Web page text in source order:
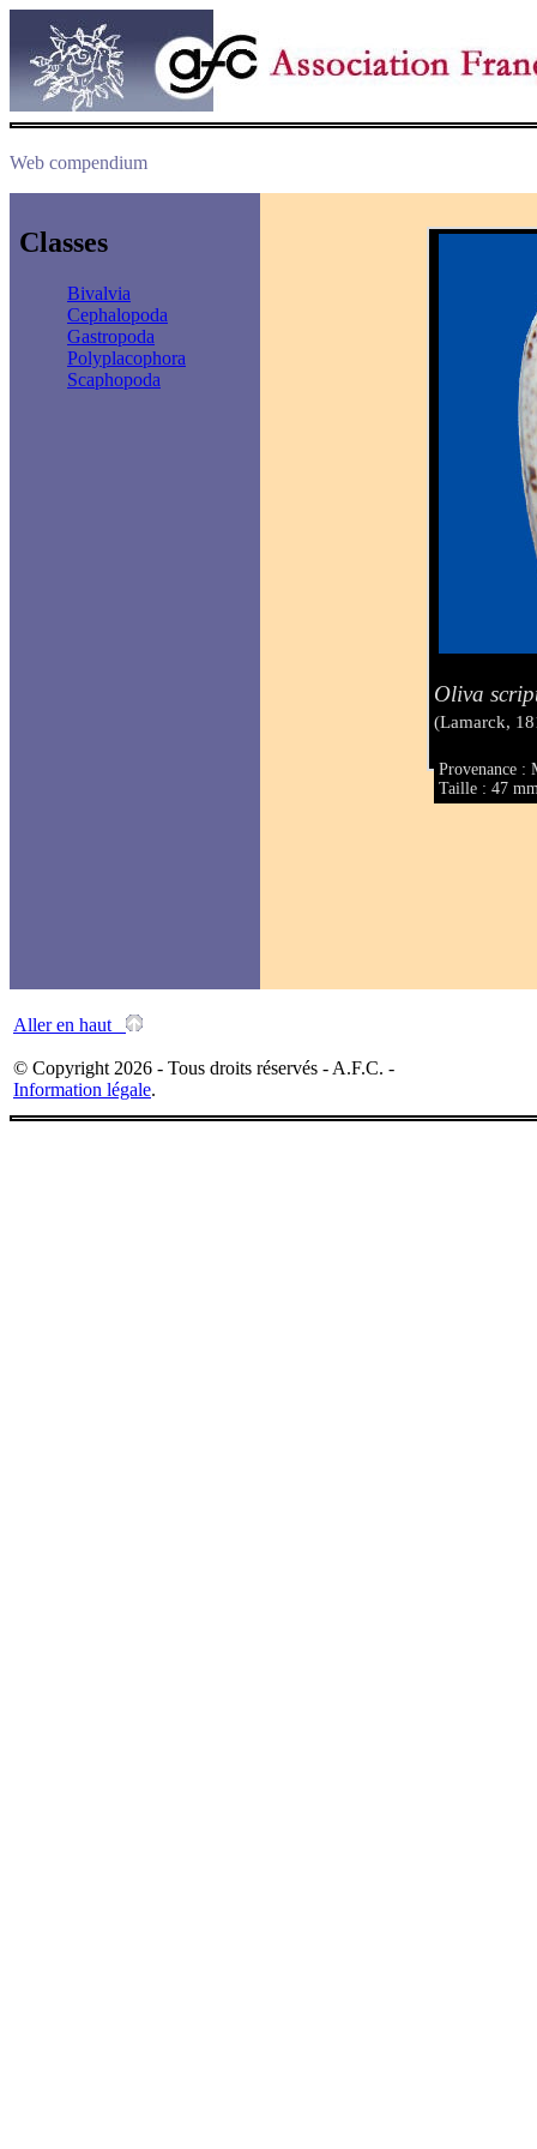
Web compendium
Classes
Bivalvia
Cephalopoda
Gastropoda
Polyplacophora
Scaphopoda
Oliva
(Lamarck,
Provenance :
Taille : 47
Aller en haut
© Copyright 2026 - Tous droits réservés - A.F.C. -
Information légale.